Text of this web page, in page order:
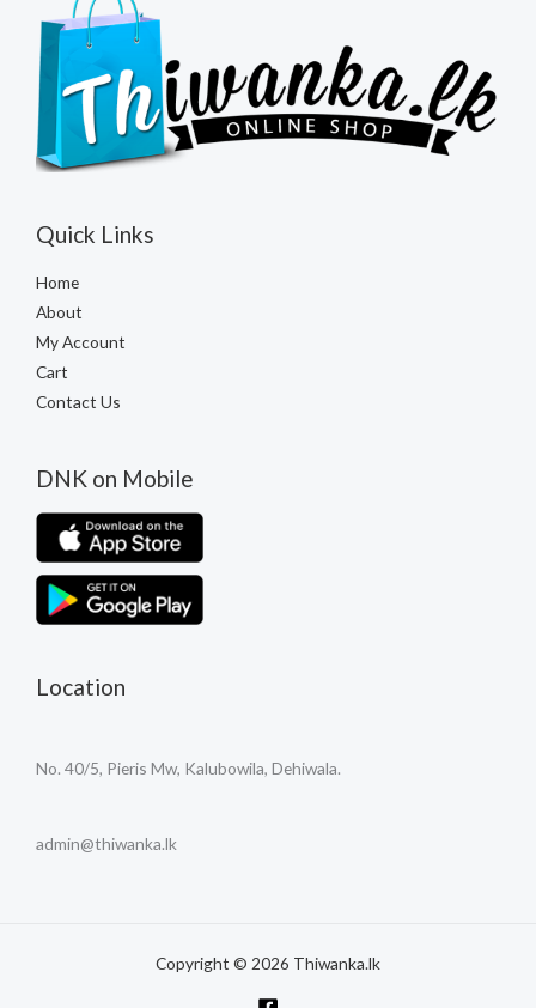
Quick Links
Home
About
My Account
Cart
Contact Us
DNK on Mobile
Location
No. 40/5, Pieris Mw, Kalubowila, Dehiwala.
admin@thiwanka.lk
Copyright © 2026 Thiwanka.lk